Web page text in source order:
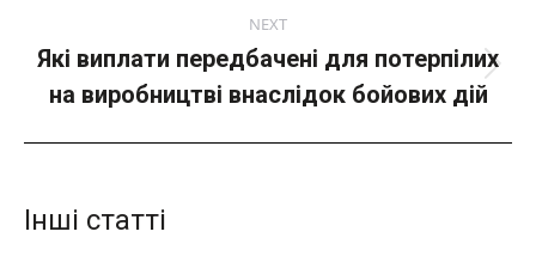
NEXT
Next
post:
Які виплати передбачені для потерпілих
на виробництві внаслідок бойових дій
Інші статті